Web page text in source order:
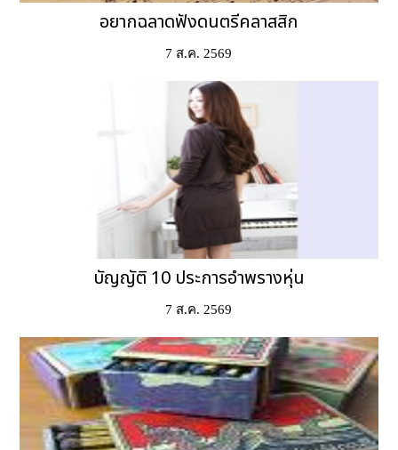
อยากฉลาดฟังดนตรีคลาสสิก
7 ส.ค. 2569
บัญญัติ 10 ประการอำพรางหุ่น
7 ส.ค. 2569